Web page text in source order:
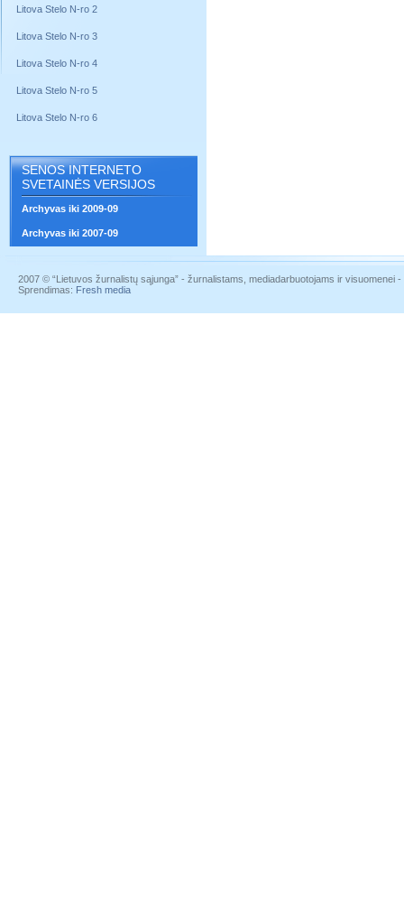
Litova Stelo N-ro 2
Litova Stelo N-ro 3
Litova Stelo N-ro 4
Litova Stelo N-ro 5
Litova Stelo N-ro 6
SENOS INTERNETO
SVETAINĖS VERSIJOS
Archyvas iki 2009-09
Archyvas iki 2007-09
2007 © “Lietuvos žurnalistų sąjunga” - žurnalistams, mediadarbuotojams ir visuomenei
Sprendimas: Fresh media